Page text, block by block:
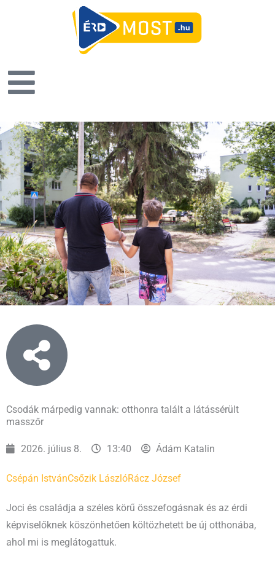
Csodák márpedig vannak: otthonra talált a látássérült
masszőr
2026. július 8. 13:40 Ádám Katalin
Csépán IstvánCsőzik LászlóRácz József
Joci és családja a széles körű összefogásnak és az érdi
képviselőknek köszönhetően költözhetett be új otthonába,
ahol mi is meglátogattuk.